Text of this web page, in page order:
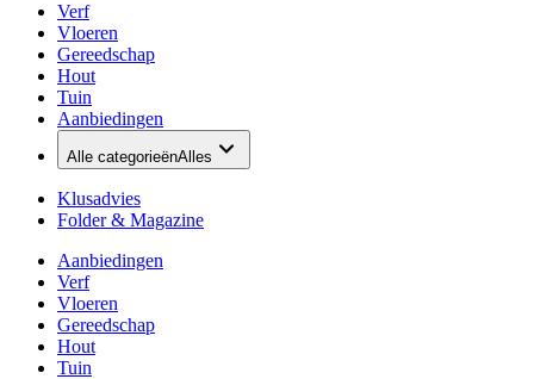
Verf
Vloeren
Gereedschap
Hout
Tuin
Aanbiedingen
Alle categorieënAlles
Klusadvies
Folder & Magazine
Aanbiedingen
Verf
Vloeren
Gereedschap
Hout
Tuin